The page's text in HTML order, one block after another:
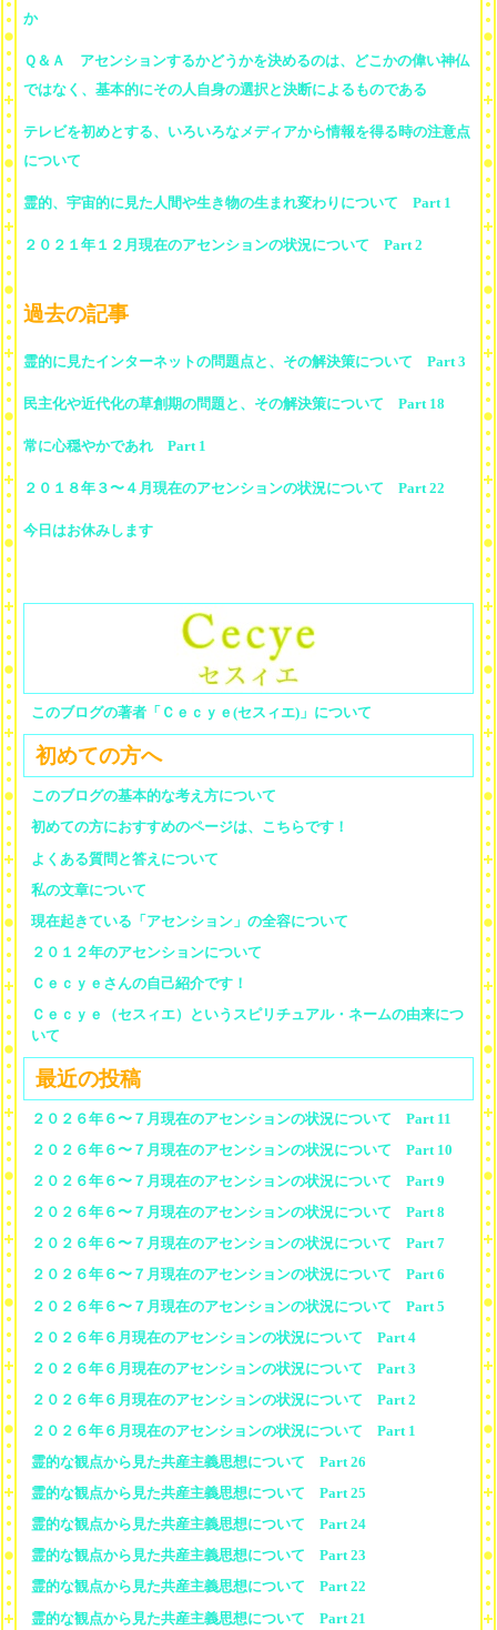
か
Ｑ＆Ａ アセンションするかどうかを決めるのは、どこかの偉い神仏
ではなく、基本的にその人自身の選択と決断によるものである
テレビを初めとする、いろいろなメディアから情報を得る時の注意点
について
霊的、宇宙的に見た人間や生き物の生まれ変わりについて Part 1
２０２１年１２月現在のアセンションの状況について Part 2
過去の記事
霊的に見たインターネットの問題点と、その解決策について Part 3
民主化や近代化の草創期の問題と、その解決策について Part 18
常に心穏やかであれ Part 1
２０１８年３〜４月現在のアセンションの状況について Part 22
今日はお休みします
このブログの著者「Ｃｅｃｙｅ(セスィエ)」について
初めての方へ
このブログの基本的な考え方について
初めての方におすすめのページは、こちらです！
よくある質問と答えについて
私の文章について
現在起きている「アセンション」の全容について
２０１２年のアセンションについて
Ｃｅｃｙｅさんの自己紹介です！
Ｃｅｃｙｅ（セスィエ）というスピリチュアル・ネームの由来につ
いて
最近の投稿
２０２６年６〜７月現在のアセンションの状況について Part 11
２０２６年６〜７月現在のアセンションの状況について Part 10
２０２６年６〜７月現在のアセンションの状況について Part 9
２０２６年６〜７月現在のアセンションの状況について Part 8
２０２６年６〜７月現在のアセンションの状況について Part 7
２０２６年６〜７月現在のアセンションの状況について Part 6
２０２６年６〜７月現在のアセンションの状況について Part 5
２０２６年６月現在のアセンションの状況について Part 4
２０２６年６月現在のアセンションの状況について Part 3
２０２６年６月現在のアセンションの状況について Part 2
２０２６年６月現在のアセンションの状況について Part 1
霊的な観点から見た共産主義思想について Part 26
霊的な観点から見た共産主義思想について Part 25
霊的な観点から見た共産主義思想について Part 24
霊的な観点から見た共産主義思想について Part 23
霊的な観点から見た共産主義思想について Part 22
霊的な観点から見た共産主義思想について Part 21